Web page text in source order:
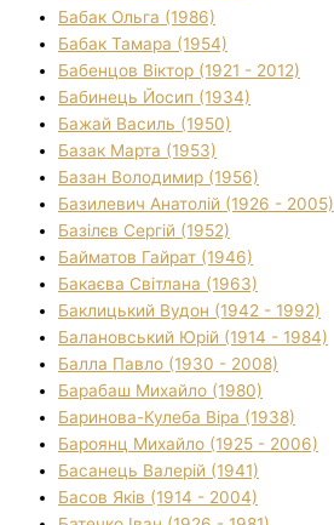
Бабак Ольга (1986)
Бабак Тамара (1954)
Бабенцов Віктор (1921 - 2012)
Бабинець Йосип (1934)
Бажай Василь (1950)
Базак Марта (1953)
Базан Володимир (1956)
Базилевич Анатолій (1926 - 2005)
Базілєв Сергій (1952)
Байматов Гайрат (1946)
Бакаєва Світлана (1963)
Баклицький Вудон (1942 - 1992)
Балановський Юрій (1914 - 1984)
Балла Павло (1930 - 2008)
Барабаш Михайло (1980)
Баринова-Кулеба Віра (1938)
Бароянц Михайло (1925 - 2006)
Басанець Валерій (1941)
Басов Яків (1914 - 2004)